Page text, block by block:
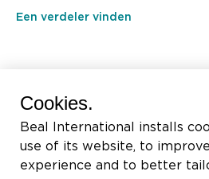
Een verdeler vinden
Cookies.
Beal International installs
use of its website, to
experience and to better